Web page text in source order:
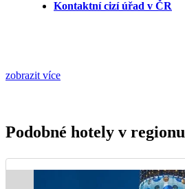
Kontaktní cizí úřad v ČR
zobrazit více
Podobné hotely v regionu